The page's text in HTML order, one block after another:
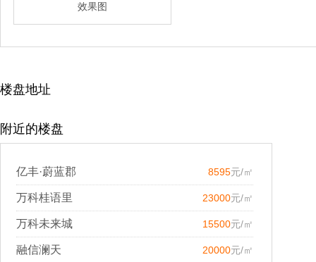
效果图
楼盘地址
附近的楼盘
亿丰·蔚蓝郡 8595元/㎡
万科桂语里 23000元/㎡
万科未来城 15500元/㎡
融信澜天 20000元/㎡